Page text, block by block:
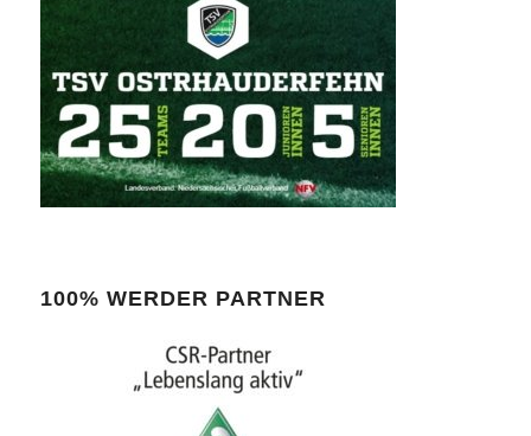
100% WERDER PARTNER